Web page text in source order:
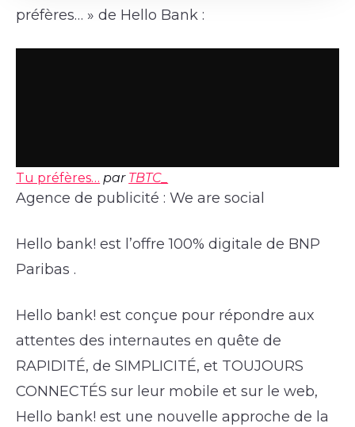
préfères… » de Hello Bank :
Tu préfères… par TBTC_
Agence de publicité : We are social
Hello bank! est l’offre 100% digitale de BNP
Paribas .
Hello bank! est conçue pour répondre aux
attentes des internautes en quête de
RAPIDITÉ, de SIMPLICITÉ, et TOUJOURS
CONNECTÉS sur leur mobile et sur le web,
Hello bank! est une nouvelle approche de la